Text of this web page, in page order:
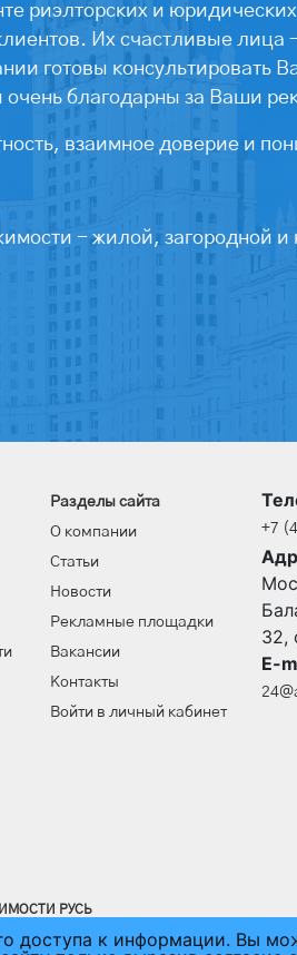
риэлторских и
Их счастливые лица
готовы консультировать
очень благодарны за Ваши
взаимное доверие и
- жилой, загородной и
Разделы сайта
О компании
Статьи
Новости
Рекламные площадки
Вакансии
Контакты
Войти в личный кабинет
+7
32,
E-
РУСЬ
доступа к информации. Вы